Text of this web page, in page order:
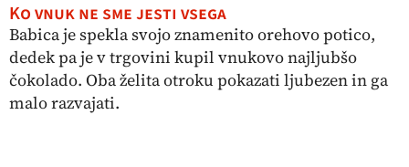
Ko vnuk ne sme jesti vsega
Babica je spekla svojo znamenito orehovo potico,
dedek pa je v trgovini kupil vnukovo najljubšo
čokolado. Oba želita otroku pokazati ljubezen in ga
malo razvajati.